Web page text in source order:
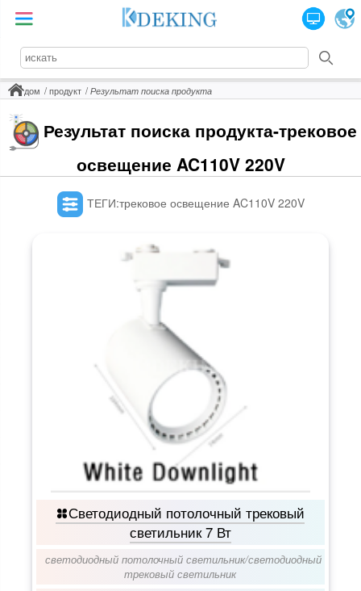
дом продукт Результат поиска продукта
Результат поиска продукта-трековое
освещение AC110V 220V
ТЕГИ:трековое освещение AC110V 220V
Светодиодный потолочный трековый
светильник 7 Вт
светодиодный потолочный светильник/светодиодный
трековый светильник